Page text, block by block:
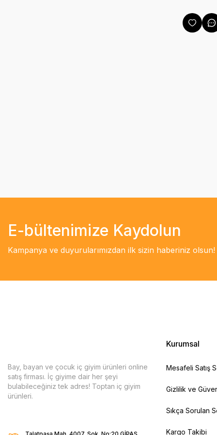
E-bültenimize Kaydolun
Kampanya ve duyurularımızdan ilk sizin haberiniz olsun!
Bay, bayan ve çocuk iç giyim ürünleri online
satış firması. İç giyime dair her şeyi
bulabileceğiniz tek adres! Toptan iç giyim
ürünleri.
Kurumsal
Mesafeli Satış
Gizlilik ve
Sıkça Sorulan
Kargo Takibi